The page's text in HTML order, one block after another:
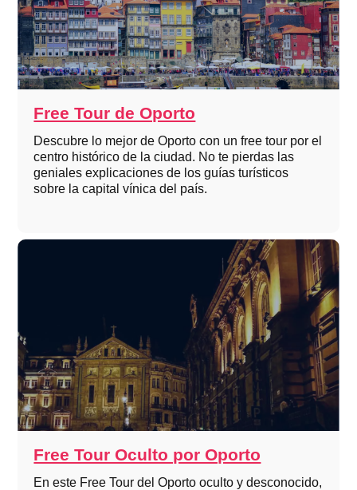
Free Tour de Oporto
Descubre lo mejor de Oporto con un free tour por el
centro histórico de la ciudad. No te pierdas las
geniales explicaciones de los guías turísticos
sobre la capital vínica del país.
Free Tour Oculto por Oporto
En este Free Tour del Oporto oculto y desconocido,